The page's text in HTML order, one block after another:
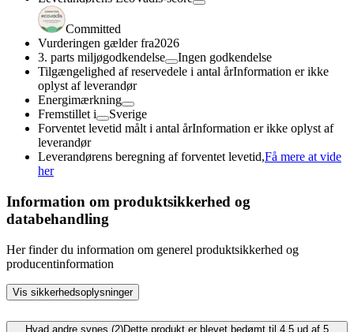
Committed
Vurderingen gælder fra2026
3. parts miljøgodkendelse
Ingen godkendelse
Tilgængelighed af reservedele i antal årInformation er ikke
oplyst af leverandør
Energimærkning
Fremstillet i
Sverige
Forventet levetid målt i antal årInformation er ikke oplyst af
leverandør
Leverandørens beregning af forventet levetid,Få mere at vide
her
Information om produktsikkerhed og
databehandling
Her finder du information om generel produktsikkerhed og
producentinformation
Vis sikkerhedsoplysninger
Hvad andre synes (2)Dette produkt er blevet bedømt til 4.5 ud af 5